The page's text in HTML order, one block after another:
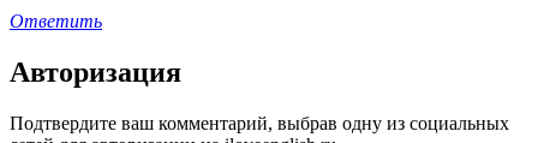
Ответить
Авторизация
Подтвердите ваш комментарий, выбрав одну из социальных